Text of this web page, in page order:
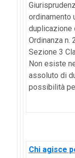
ordinamento
Ordinanza
Sezione 3
Non esiste
assoluto di
possibilità
Chi agisce